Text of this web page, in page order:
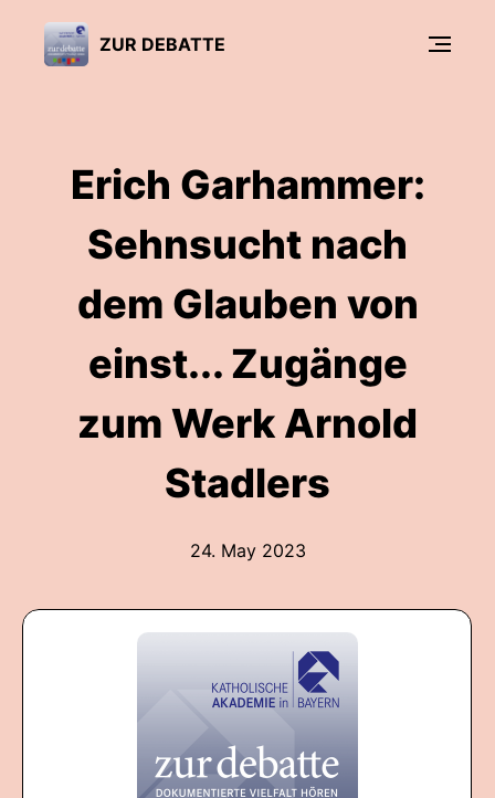
ZUR DEBATTE
Erich Garhammer:
Sehnsucht nach
dem Glauben von
einst... Zugänge
zum Werk Arnold
Stadlers
24. May 2023